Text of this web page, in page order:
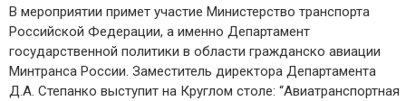
В мероприятии примет участие Министерство транспорта
Российской Федерации, а именно Департамент
государственной политики в области гражданско авиации
Минтранса России. Заместитель директора Департамента
Д.А. Степанко выступит на Круглом столе: “Авиатранспортная